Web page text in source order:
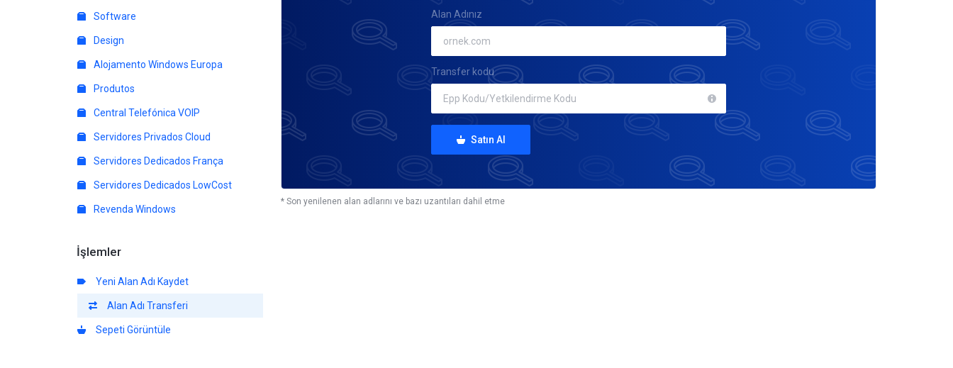
Software
Design
Alojamento Windows Europa
Produtos
Central Telefónica VOIP
Servidores Privados Cloud
Servidores Dedicados França
Servidores Dedicados LowCost
Revenda Windows
İşlemler
Yeni Alan Adı Kaydet
Alan Adı Transferi
Sepeti Görüntüle
Alan Adınız
Transfer kodu
Satın Al
* Son yenilenen alan adlarını ve bazı uzantıları dahil etme